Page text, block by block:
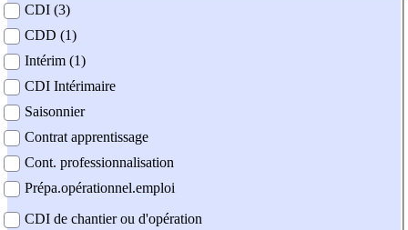
contrat
CDI (3)
CDD (1)
Intérim (1)
CDI Intérimaire
Saisonnier
Contrat apprentissage
Cont. professionnalisation
Prépa.opérationnel.emploi
CDI de chantier ou d'opération